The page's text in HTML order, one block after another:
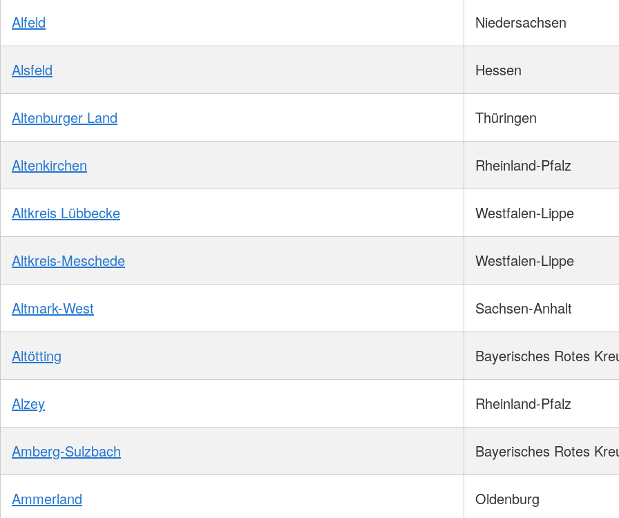
Alfeld Niedersachsen
Alsfeld Hessen
Altenburger Land Thüringen
Altenkirchen Rheinland-Pfalz
Altkreis Lübbecke Westfalen-Lippe
Altkreis-Meschede Westfalen-Lippe
Altmark-West Sachsen-Anhalt
Altötting Bayerisches Rotes
Alzey Rheinland-Pfalz
Amberg-Sulzbach Bayerisches Rotes
Ammerland Oldenburg